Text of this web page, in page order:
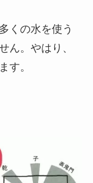
くの水を使う
ん。やはり、
す。